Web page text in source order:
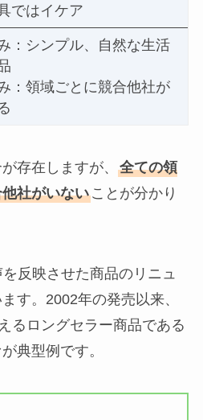
ではイケア
：シンプル、自然な生活
：領域ごとに競合他社が
存在しますが、 全ての領
社がいないことが分かり
反映させた商品のリニュ
す。2002年の発売以来、
るロングセラー商品である
典型例です。